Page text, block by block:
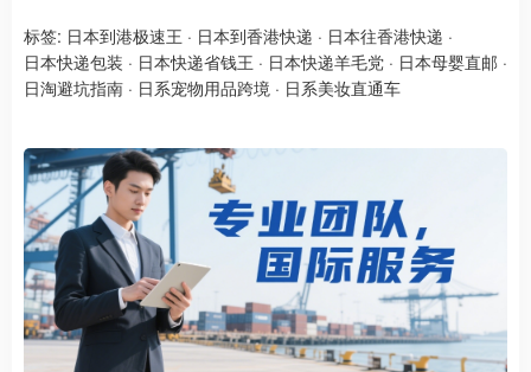
标签: 日本到港极速王 · 日本到香港快递 · 日本往香港快递 ·
日本快递包装 · 日本快递省钱王 · 日本快递羊毛党 · 日本母婴直邮 ·
日淘避坑指南 · 日系宠物用品跨境 · 日系美妆直通车